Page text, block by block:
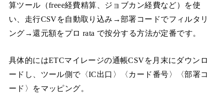
算ツール（freee経費精算、ジョブカン経費など）を使
い、走行CSVを自動取り込み→部署コードでフィルタリ
ング→還元額をプロ rata で按分する方法が定番です。
具体的にはETCマイレージの通帳CSVを月末にダウンロ
ードし、ツール側で〈IC出口〉〈カード番号〉〈部署コ
ード〉をマッピング。